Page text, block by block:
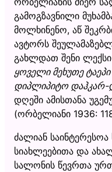
გამოგზავნილი
მოლხინენო, აწ
ავტორს
გახლდათ შენი
ყოველი მეხუთე
დიპლიპიტო დაჰკარ-
დღეში ამისთანა
(ორბელიანი 1936:
ძალიან
სიახლეებითა და
სალონის წევრთა